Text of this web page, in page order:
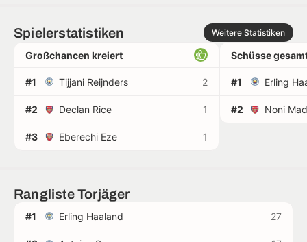
Spielerstatistiken Weitere Statistiken
Großchancen kreiert
#1 Tijjani Reijnders 2
#2 Declan Rice 1
#3 Eberechi Eze 1
Schüsse
#1 Erling
#2 Noni
Rangliste Torjäger
#1 Erling Haaland 27